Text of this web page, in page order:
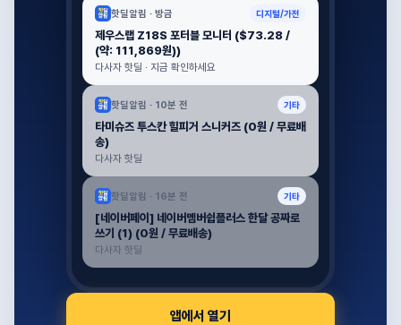
핫딜알림 · 방금 디지털/가전
제우스랩 Z18S 포터블 모니터 ($73.28 /
(약: 111,869원))
다사자 핫딜 · 지금 확인하세요
핫딜알림 · 10분 전 기타
타미슈즈 투스칸 힐피거 스니커즈 (0원 / 무료배
송)
다사자 핫딜
핫딜알림 · 16분 전 기타
[네이버페이] 네이버멤버쉽플러스 한달 공짜로
쓰기 (1) (0원 / 무료배송)
다사자 핫딜
앱에서 열기